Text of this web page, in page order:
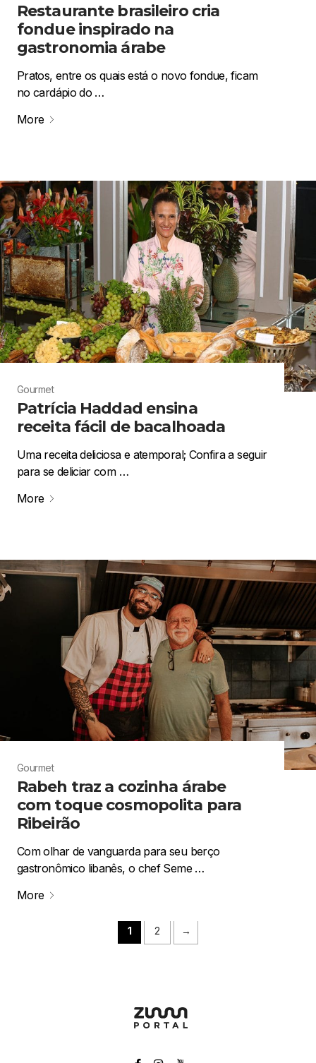
Restaurante brasileiro cria
fondue inspirado na
gastronomia árabe
Pratos, entre os quais está o novo fondue, ficam
no cardápio do …
More
Gourmet
Patrícia Haddad ensina
receita fácil de bacalhoada
Uma receita deliciosa e atemporal; Confira a seguir
para se deliciar com …
More
Gourmet
Rabeh traz a cozinha árabe
com toque cosmopolita para
Ribeirão
Com olhar de vanguarda para seu berço
gastronômico libanês, o chef Seme …
More
1 2 →